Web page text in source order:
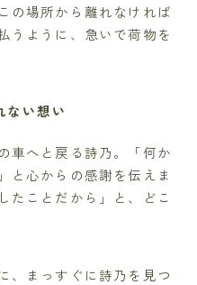
の場所から離れなければ
うように、急いで荷物を
ない想い
車へと戻る詩乃。「何か
と心からの感謝を伝えま
たことだから」と、どこ
、まっすぐに詩乃を見つ